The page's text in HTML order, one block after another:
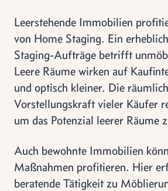
Leerstehende Immobilien
von Home Staging. Ein
Staging-Aufträge betrifft
Leere Räume wirken auf
und optisch kleiner. Die
Vorstellungskraft vieler Käufer
um das Potenzial leerer Räume
Auch bewohnte Immobilien
Maßnahmen profitieren. Hier
beratende Tätigkeit zu